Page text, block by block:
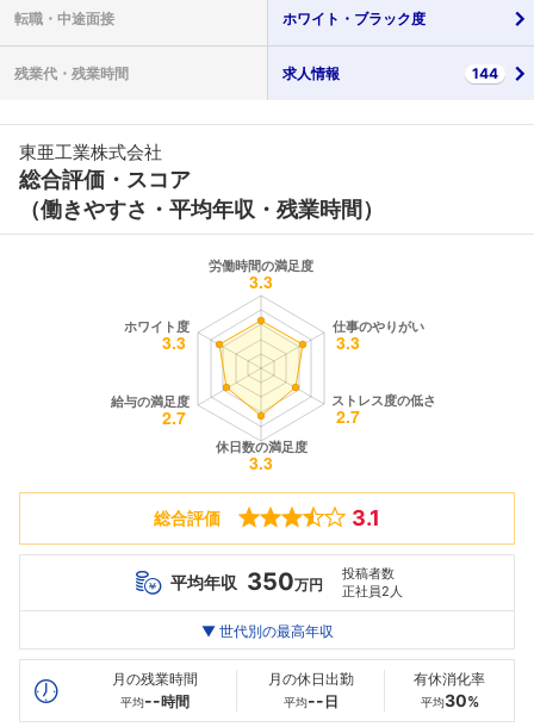
転職・ 中途面接 ホワイト・ ブラック度
残業代・ 残業時間 求人情報 144
東亜工業株式会社
総合評価・スコア
（働きやすさ・平均年収・残業時間）
総合評価 3.1
平均年収 350万円
投稿者数
正社員2人
最高年収
20代
--万
30代
390万
--万
▼ 世代別の最高年収
月の残業時間
平均--時間
月の休日出勤
平均-- 日
有休消化率
平均30%